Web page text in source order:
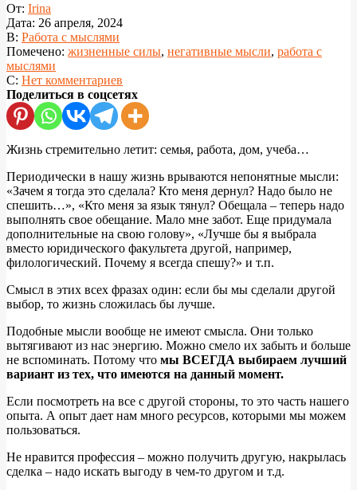
От: Irina
Дата: 26 апреля, 2024
В: Работа с мыслями
Помечено: жизненные силы, негативные мысли, работа с
мыслями
С: Нет комментариев
Поделиться в соцсетях
Жизнь стремительно летит: семья, работа, дом, учеба…
Периодически в нашу жизнь врываются непонятные мысли:
«Зачем я тогда это сделала? Кто меня дернул? Надо было не
спешить…», «Кто меня за язык тянул? Обещала – теперь надо
выполнять свое обещание. Мало мне забот. Еще придумала
дополнительные на свою голову», «Лучше бы я выбрала
вместо юридического факультета другой, например,
филологический. Почему я всегда спешу?» и т.п.
Смысл в этих всех фразах один: если бы мы сделали другой
выбор, то жизнь сложилась бы лучше.
Подобные мысли вообще не имеют смысла. Они только
вытягивают из нас энергию. Можно смело их забыть и больше
не вспоминать. Потому что мы ВСЕГДА выбираем лучший
вариант из тех, что имеются на данный момент.
Если посмотреть на все с другой стороны, то это часть нашего
опыта. А опыт дает нам много ресурсов, которыми мы можем
пользоваться.
Не нравится профессия – можно получить другую, накрылась
сделка – надо искать выгоду в чем-то другом и т.д.